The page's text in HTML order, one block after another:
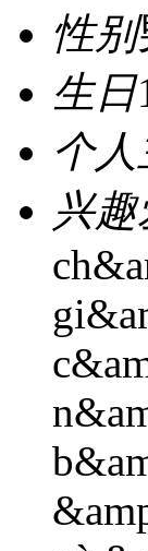
性别
生日
个
兴